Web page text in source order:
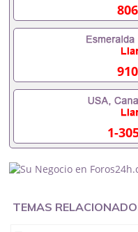
假的毕业证可以用吗
以办学历认证吗
材料551190476入职
551190476入职国企/
551190476办理假毕
业证怎么办, 毕业证丢
理毕业证,没毕业可以
辍学、挂科而没有正
交材料不齐而被拒之
毕业而导致回国得不
了,成绩不理想毕不了
何办理本科/硕士毕业
吗551190476怎么办理
1-
TEMAS